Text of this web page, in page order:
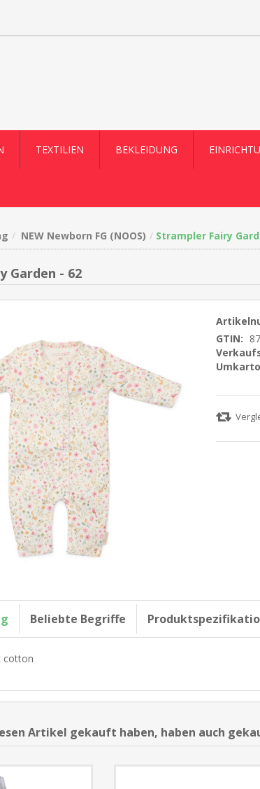
TEXTILIEN BEKLEIDUNG
NEW Newborn FG (NOOS) Strampler Fairy
Garden - 62
GTIN:
Beliebte Begriffe
cotton
Artikel gekauft haben, haben auch